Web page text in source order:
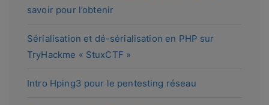
savoir pour l’obtenir
Sérialisation et dé-sérialisation en PHP sur
TryHackme « StuxCTF »
Intro Hping3 pour le pentesting réseau